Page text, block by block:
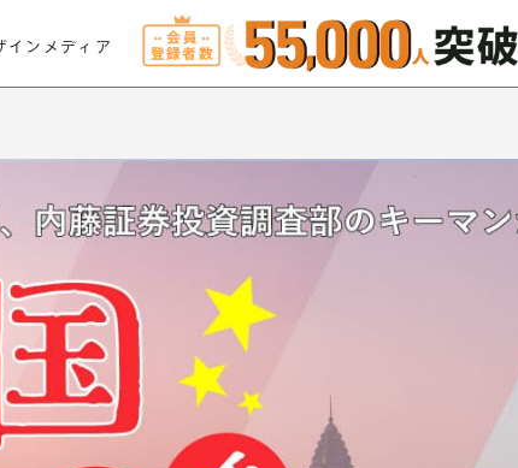
インメディア